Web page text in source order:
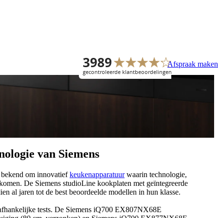
Keukenkleuren
Bijkeukens
Afspraak maken
van Siemens
bekend om innovatiefkeukenapparatuurwaarin technologie,
De Siemens studioLine kookplaten met geïntegreerde
al jaren tot de best beoordeelde modellen in hun klasse.
tests. De Siemens iQ700 EX807NX68E